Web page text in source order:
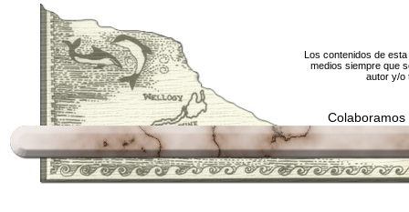
Los contenidos de
medios siempre que
autor y/o